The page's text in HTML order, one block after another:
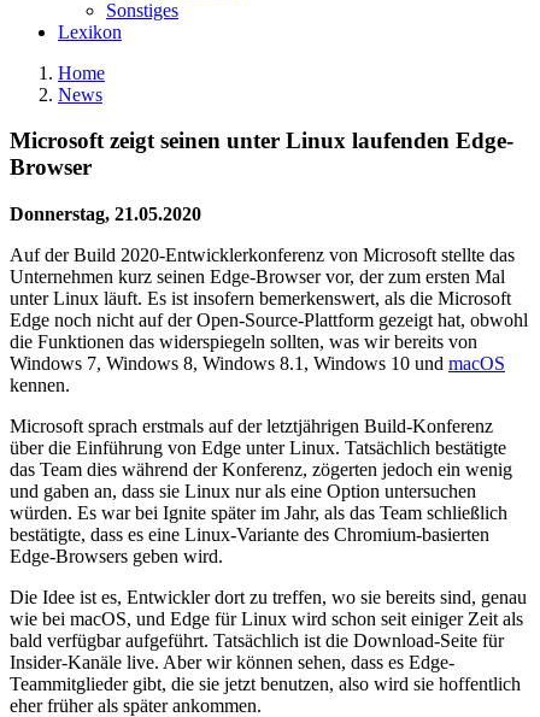
Sonstiges
Lexikon
Home
News
Microsoft zeigt seinen unter Linux laufenden Edge-
Browser
Donnerstag, 21.05.2020
Auf der Build 2020-Entwicklerkonferenz von Microsoft stellte das
Unternehmen kurz seinen Edge-Browser vor, der zum ersten Mal
unter Linux läuft. Es ist insofern bemerkenswert, als die Microsoft
Edge noch nicht auf der Open-Source-Plattform gezeigt hat, obwohl
die Funktionen das widerspiegeln sollten, was wir bereits von
Windows 7, Windows 8, Windows 8.1, Windows 10 und macOS
kennen.
Microsoft sprach erstmals auf der letztjährigen Build-Konferenz
über die Einführung von Edge unter Linux. Tatsächlich bestätigte
das Team dies während der Konferenz, zögerten jedoch ein wenig
und gaben an, dass sie Linux nur als eine Option untersuchen
würden. Es war bei Ignite später im Jahr, als das Team schließlich
bestätigte, dass es eine Linux-Variante des Chromium-basierten
Edge-Browsers geben wird.
Die Idee ist es, Entwickler dort zu treffen, wo sie bereits sind, genau
wie bei macOS, und Edge für Linux wird schon seit einiger Zeit als
bald verfügbar aufgeführt. Tatsächlich ist die Download-Seite für
Insider-Kanäle live. Aber wir können sehen, dass es Edge-
Teammitglieder gibt, die sie jetzt benutzen, also wird sie hoffentlich
eher früher als später ankommen.